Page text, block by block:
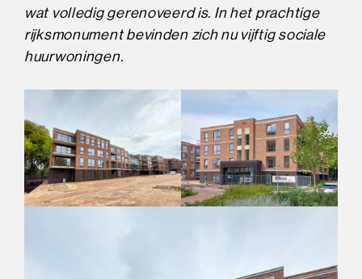
wat volledig gerenoveerd is. In het prachtige
rijksmonument bevinden zich nu vijftig sociale
huurwoningen.